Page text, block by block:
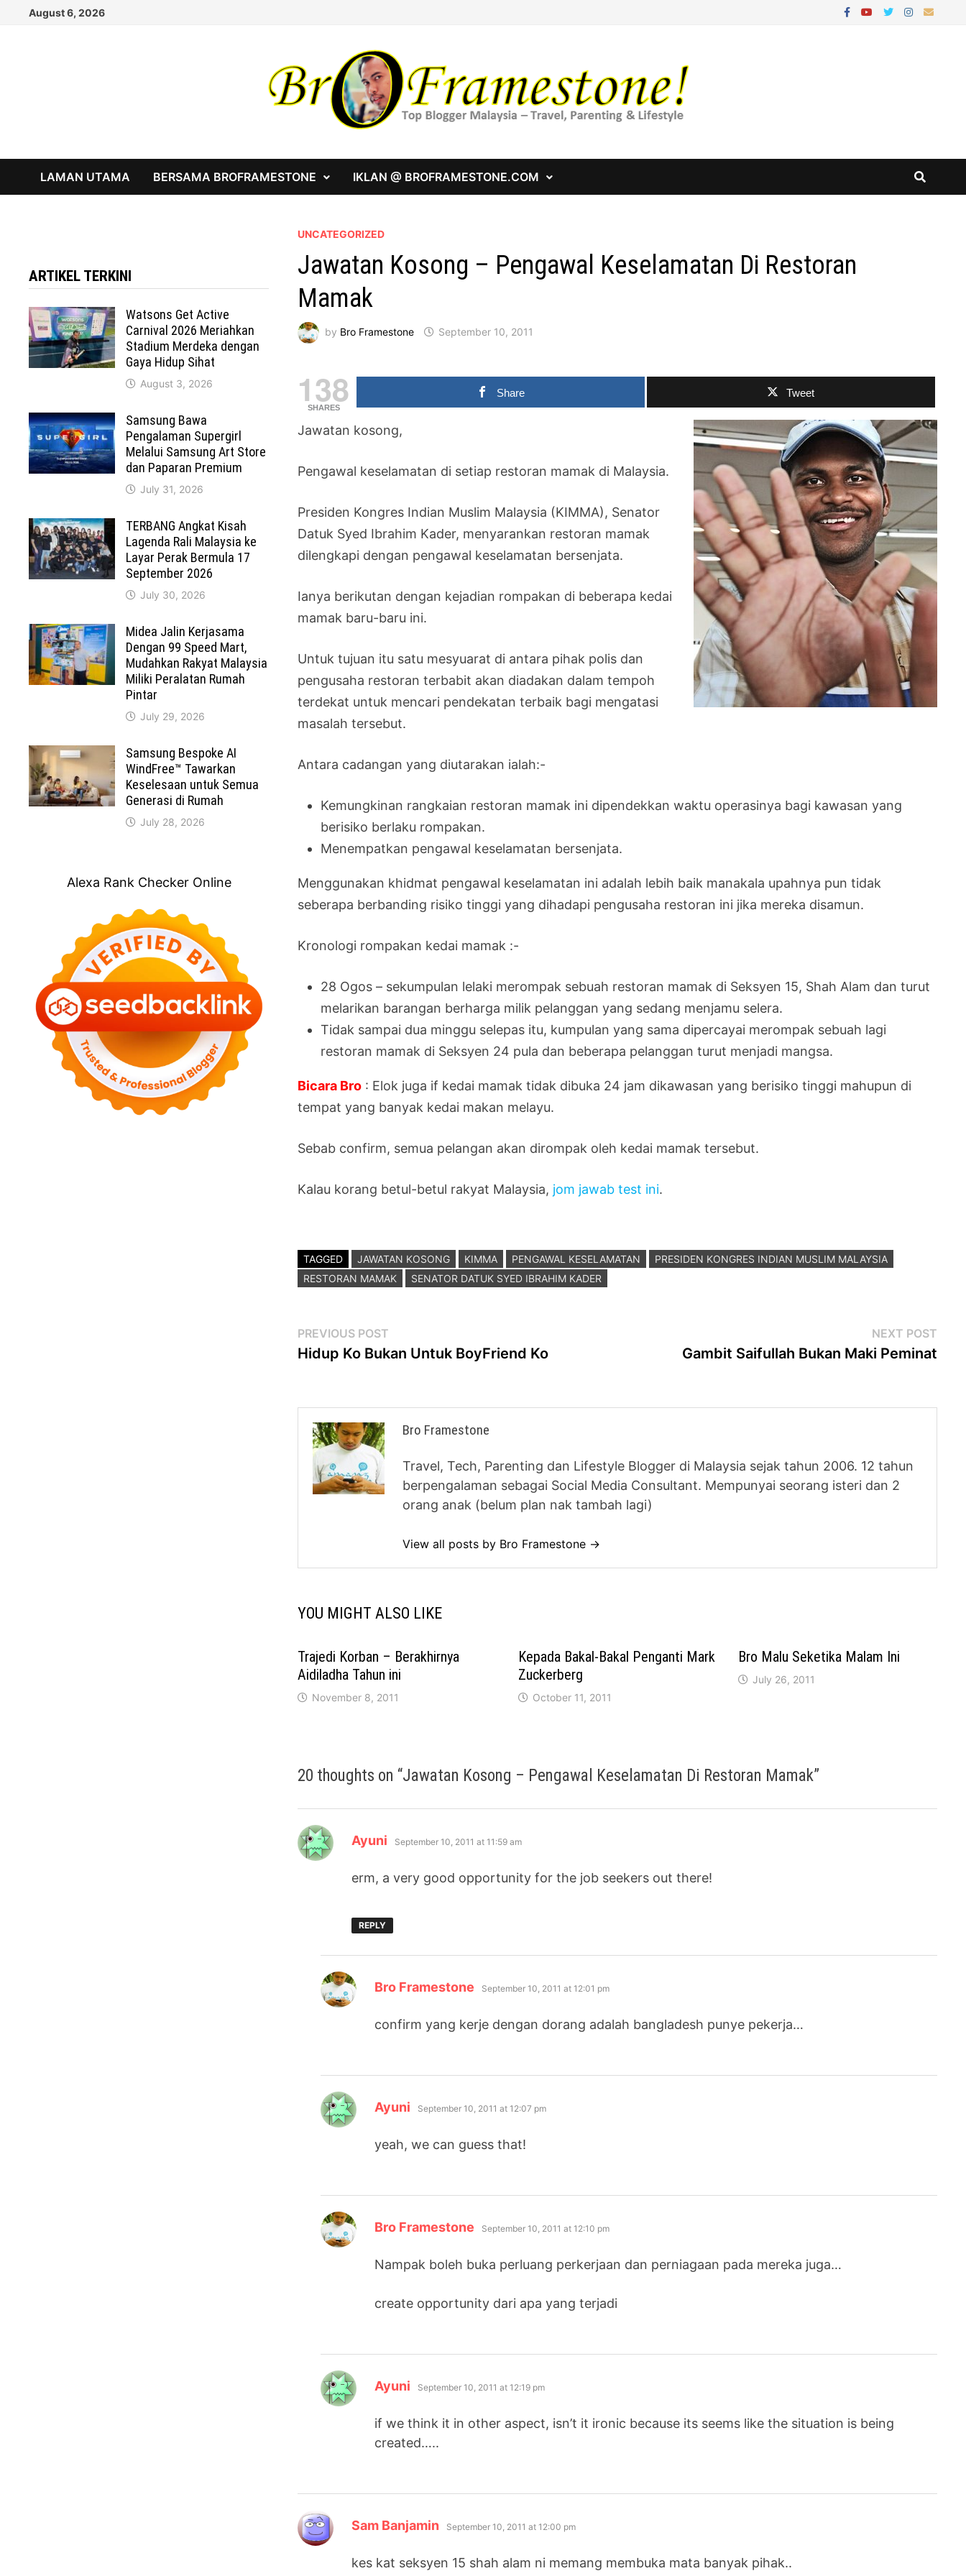
August 6, 2026
LAMAN UTAMA BERSAMA BROFRAMESTONE IKLAN @ BROFRAMESTONE.COM
UNCATEGORIZED
Jawatan Kosong – Pengawal Keselamatan Di Restoran
Mamak
by Bro Framestone September 10, 2011
138
SHARES
Share Tweet
Jawatan kosong,
Pengawal keselamatan di setiap restoran mamak di Malaysia.
Presiden Kongres Indian Muslim Malaysia (KIMMA), Senator
Datuk Syed Ibrahim Kader, menyarankan restoran mamak
dilengkapi dengan pengawal keselamatan bersenjata.
Ianya berikutan dengan kejadian rompakan di beberapa kedai
mamak baru-baru ini.
Untuk tujuan itu satu mesyuarat di antara pihak polis dan
pengusaha restoran terbabit akan diadakan dalam tempoh
terdekat untuk mencari pendekatan terbaik bagi mengatasi
masalah tersebut.
Antara cadangan yang diutarakan ialah:-
Kemungkinan rangkaian restoran mamak ini dipendekkan waktu operasinya bagi kawasan yang
berisiko berlaku rompakan.
Menempatkan pengawal keselamatan bersenjata.
Menggunakan khidmat pengawal keselamatan ini adalah lebih baik manakala upahnya pun tidak
seberapa berbanding risiko tinggi yang dihadapi pengusaha restoran ini jika mereka disamun.
Kronologi rompakan kedai mamak :-
28 Ogos – sekumpulan lelaki merompak sebuah restoran mamak di Seksyen 15, Shah Alam dan turut
melarikan barangan berharga milik pelanggan yang sedang menjamu selera.
Tidak sampai dua minggu selepas itu, kumpulan yang sama dipercayai merompak sebuah lagi
restoran mamak di Seksyen 24 pula dan beberapa pelanggan turut menjadi mangsa.
Bicara Bro : Elok juga if kedai mamak tidak dibuka 24 jam dikawasan yang berisiko tinggi mahupun di
tempat yang banyak kedai makan melayu.
Sebab confirm, semua pelangan akan dirompak oleh kedai mamak tersebut.
Kalau korang betul-betul rakyat Malaysia, jom jawab test ini.
TAGGED JAWATAN KOSONG KIMMA PENGAWAL KESELAMATAN
PRESIDEN KONGRES INDIAN MUSLIM MALAYSIA
RESTORAN MAMAK
SENATOR DATUK SYED IBRAHIM KADER
Post
navigation
PREVIOUS POST
post:
Hidup Ko Bukan Untuk BoyFriend Ko
NEXT POSTNext
Gambit Saifullah Bukan Maki Peminat
Bro Framestone
Travel, Tech, Parenting dan Lifestyle Blogger di Malaysia sejak tahun 2006. 12 tahun
berpengalaman sebagai Social Media Consultant. Mempunyai seorang isteri dan 2
orang anak (belum plan nak tambah lagi)
View all posts by Bro Framestone →
YOU MIGHT ALSO LIKE
Trajedi Korban – Berakhirnya
Aidiladha Tahun ini
November 8, 2011
Kepada Bakal-Bakal Penganti Mark
Zuckerberg
October 11, 2011
Bro Malu Seketika Malam Ini
July 26, 2011
20 thoughts on “Jawatan Kosong – Pengawal Keselamatan Di Restoran Mamak”
Ayuni says:
September 10, 2011 at 11:59 am
erm, a very good opportunity for the job seekers out there!
REPLY
Bro Framestone says:
September 10, 2011 at 12:01 pm
confirm yang kerje dengan dorang adalah bangladesh punye pekerja…
Ayuni says:
September 10, 2011 at 12:07 pm
yeah, we can guess that!
Bro Framestone says:
September 10, 2011 at 12:10 pm
Nampak boleh buka perluang perkerjaan dan perniagaan pada mereka juga…
create opportunity dari apa yang terjadi
Ayuni says:
September 10, 2011 at 12:19 pm
if we think it in other aspect, isn’t it ironic because its seems like the situation is being
created…..
Sam Banjamin says:
September 10, 2011 at 12:00 pm
kes kat seksyen 15 shah alam ni memang membuka mata banyak pihak..
ARTIKEL TERKINI
Watsons Get Active
Carnival 2026 Meriahkan
Stadium Merdeka dengan
Gaya Hidup Sihat
August 3, 2026
Samsung Bawa
Pengalaman Supergirl
Melalui Samsung Art Store
dan Paparan Premium
July 31, 2026
TERBANG Angkat Kisah
Lagenda Rali Malaysia ke
Layar Perak Bermula 17
September 2026
July 30, 2026
Midea Jalin Kerjasama
Dengan 99 Speed Mart,
Mudahkan Rakyat Malaysia
Miliki Peralatan Rumah
Pintar
July 29, 2026
Samsung Bespoke AI
WindFree™ Tawarkan
Keselesaan untuk Semua
Generasi di Rumah
July 28, 2026
Alexa Rank Checker Online